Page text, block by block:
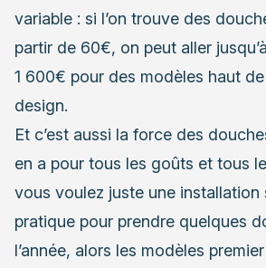
variable : si l’on trouve des
partir de 60€, on peut aller
1 600€ pour des modèles haut
design.
Et c’est aussi la force des
en a pour tous les goûts et tous
vous voulez juste une installation
pratique pour prendre quelques
l’année, alors les modèles